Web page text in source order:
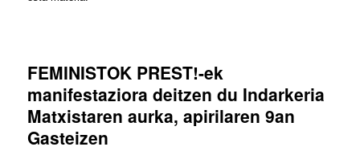
FEMINISTOK PREST!-ek
manifestaziora deitzen du Indarkeria
Matxistaren aurka, apirilaren 9an
Gasteizen